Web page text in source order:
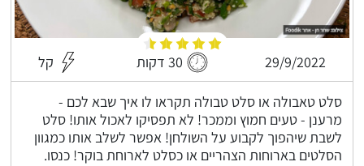
29/9/2022 30 דקות קל
סלט טאבולה או סלט טבולה תקראו לו איך שבא לכם -
מרענן - טעים חמוץ וממכר! לא תפסיקו לאכול אותו! סלט
לשבת שיהפוך לקבוע על השולחן! אפשר לשלב אותו כמגוון
הסלטים בארוחות הצהריים או כסלט לארוחת בוקר! כנסו.